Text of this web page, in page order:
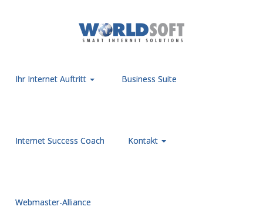
Ihr Internet Auftritt Business Suite
Internet Success Coach Kontakt
Webmaster-Alliance